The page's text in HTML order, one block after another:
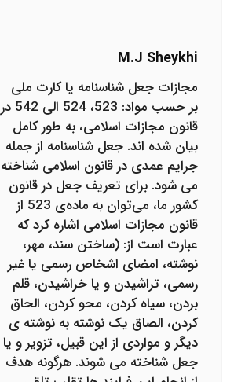
M.j Sheykhi
مجازات جعل شناسنامه یا کارت ملی
بر حسب مواد: 523، 524 الی 542 در
قانون مجازات اسلامی، به طور کامل
بیان شده ‌اند. جعل شناسنامه از جمله
جرایم عمدی در قانون اسلامی شناخته
می‌ شود. برای تعریف جعل در قانون
کشور ما، می‌توان به ماده‌ی 523 از
قانون مجازات اسلامی اشاره کرد که
عبارت است از: (ساختن سند، مهر،
نوشته، امضای اشخاص رسمی یا غیر
رسمی، تراشیدن و یا خراشیدن، قلم
بردن، سیاه کردن، محو کردن، الحاق
کردن، الصاق یک نوشته به نوشته ‌ی
دیگر و مواردی از این قبیل، تزویر و یا
جعل شناخته می ‌شوند. هرگونه هدف